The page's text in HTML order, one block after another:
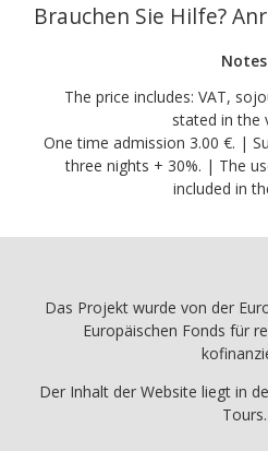
Brauchen Sie Hilfe?
Notes
The price includes: VAT,
stated in the
One time admission 3.00 €. |
three nights + 30%. | The
included in
Das Projekt wurde von der
Europäischen Fonds für
Der Inhalt der Website liegt in
Tours.